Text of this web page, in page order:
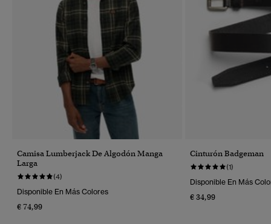
Camisa Lumberjack De Algodón Manga
Larga
(4)
Disponible En Más Colores
€ 74,99
Cinturón Badgeman
(1)
Disponible En Más
€ 34,99